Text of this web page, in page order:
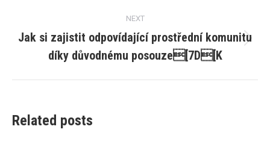
NEXT
Next
post:
Jak si zajistit odpovídající prostřední komunitu
díky důvodnému posouze[7D[K
Related posts